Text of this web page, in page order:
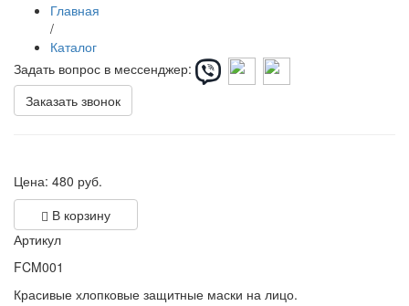
Главная
/
Каталог
Задать вопрос в мессенджер:
Заказать звонок
Цена: 480 руб.
В корзину
Артикул
FCM001
Красивые хлопковые защитные маски на лицо.